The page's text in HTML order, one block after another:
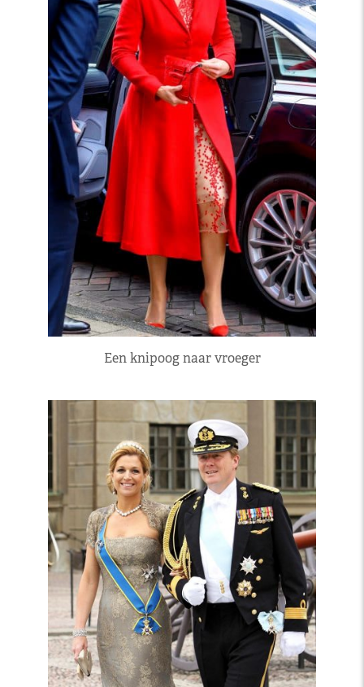
Een knipoog naar vroeger